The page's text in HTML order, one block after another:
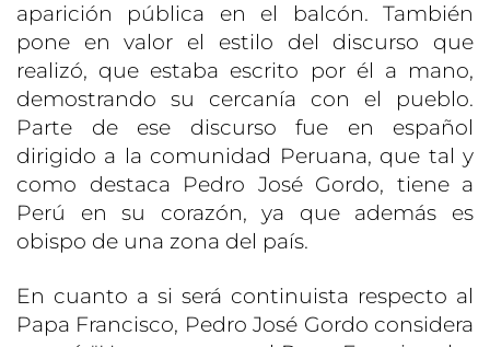
aparición pública en el balcón. También
pone en valor el estilo del discurso que
realizó, que estaba escrito por él a mano,
demostrando su cercanía con el pueblo.
Parte de ese discurso fue en español
dirigido a la comunidad Peruana, que tal y
como destaca Pedro José Gordo, tiene a
Perú en su corazón, ya que además es
obispo de una zona del país.
En cuanto a si será continuista respecto al
Papa Francisco, Pedro José Gordo considera